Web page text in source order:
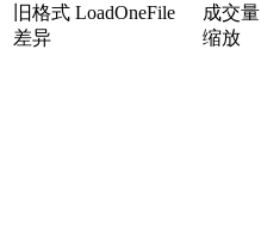
旧格式 LoadOneFile
差异
成交量
缩放